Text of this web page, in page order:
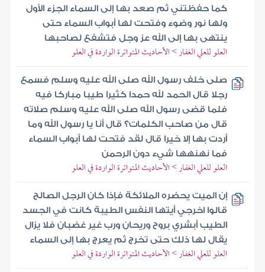
كما حفظتني ثم صعد بها إلى السماء الجزء الأول
ولها نور وضوء وفتحت لها أبواب السماء حتى
ينتهى بها إلى الله عز وجل فتشفع لصاحبها
العلو للعلي الغفار > الأحاديث المتواترة الواردة في العلو
صلى خلف رسول الله صلى الله عليه وسلم فسمع
رجلا قال الحمد لله حمدا كثيرا طيبا مباركا فيه
فلما قضى رسول الله صلى الله عليه وسلم صلاته
قال من صاحب الكلمات؟ قال أنا يا رسول الله وما
أردت بها إلا خيرا قال لقد فتحت لها أبواب السماء
فما نهنهها شيء دون الرحمن
العلو للعلي الغفار > الأحاديث المتواترة الواردة في العلو
إن الميت يحضره الملائكة فإذا كان الرجل الصالح
قالوا اخرجي أيتها النفس الطيبة كانت في الجسد
الطيب أبشري بروح وريحان ورب غير غضبان فلا يزال
يقال لها ذلك حتى تخرج ثم يعرج بها إلى السماء
العلو للعلي الغفار > الأحاديث المتواترة الواردة في العلو